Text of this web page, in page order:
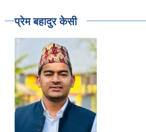
प्रेम बहादुर केसी